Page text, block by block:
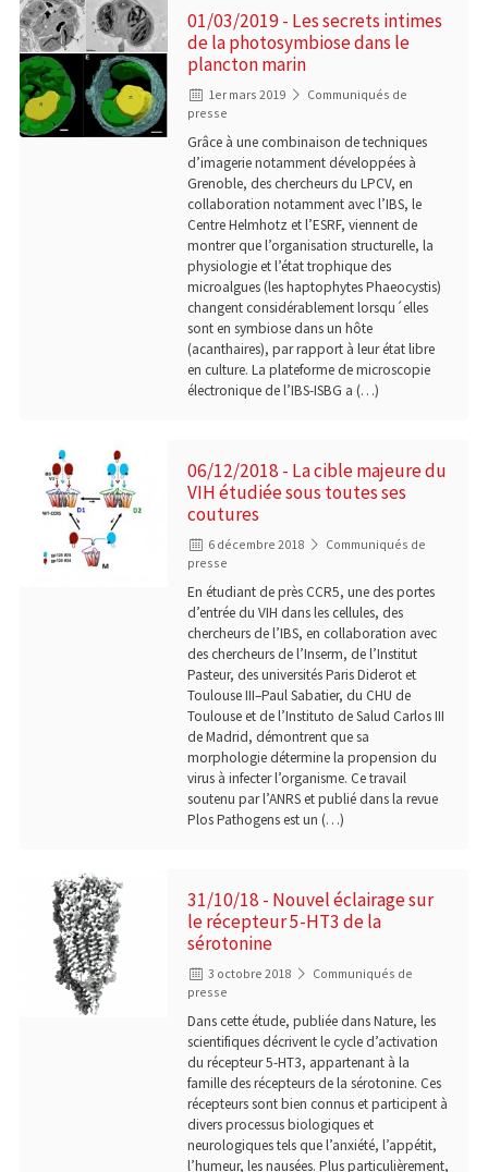
01/03/2019 - Les secrets intimes
de la photosymbiose dans le
plancton marin
1er mars 2019
Communiqués de
presse
Grâce à une combinaison de techniques
d’imagerie notamment développées à
Grenoble, des chercheurs du LPCV, en
collaboration notamment avec l’IBS, le
Centre Helmhotz et l’ESRF, viennent de
montrer que l’organisation structurelle, la
physiologie et l’état trophique des
microalgues (les haptophytes Phaeocystis)
changent considérablement lorsqu´elles
sont en symbiose dans un hôte
(acanthaires), par rapport à leur état libre
en culture. La plateforme de microscopie
électronique de l’IBS-ISBG a (…)
06/12/2018 - La cible majeure du
VIH étudiée sous toutes ses
coutures
6 décembre 2018
Communiqués de
presse
En étudiant de près CCR5, une des portes
d’entrée du VIH dans les cellules, des
chercheurs de l’IBS, en collaboration avec
des chercheurs de l’Inserm, de l’Institut
Pasteur, des universités Paris Diderot et
Toulouse III–Paul Sabatier, du CHU de
Toulouse et de l’Instituto de Salud Carlos III
de Madrid, démontrent que sa
morphologie détermine la propension du
virus à infecter l’organisme. Ce travail
soutenu par l’ANRS et publié dans la revue
Plos Pathogens est un (…)
31/10/18 - Nouvel éclairage sur
le récepteur 5-HT3 de la
sérotonine
3 octobre 2018
Communiqués de
presse
Dans cette étude, publiée dans Nature, les
scientifiques décrivent le cycle d’activation
du récepteur 5-HT3, appartenant à la
famille des récepteurs de la sérotonine. Ces
récepteurs sont bien connus et participent à
divers processus biologiques et
neurologiques tels que l’anxiété, l’appétit,
l’humeur, les nausées. Plus particulièrement,